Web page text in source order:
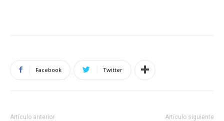
Facebook Twitter
Artículo anterior Artículo siguiente